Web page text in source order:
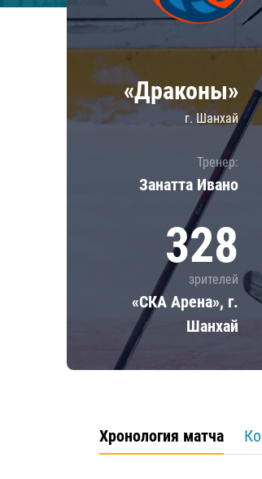
«Драконы»
г. Шанхай
Тренер:
Занатта Иванo
328
зрителей
«СКА Арена», г.
Шанхай
Хронология матча